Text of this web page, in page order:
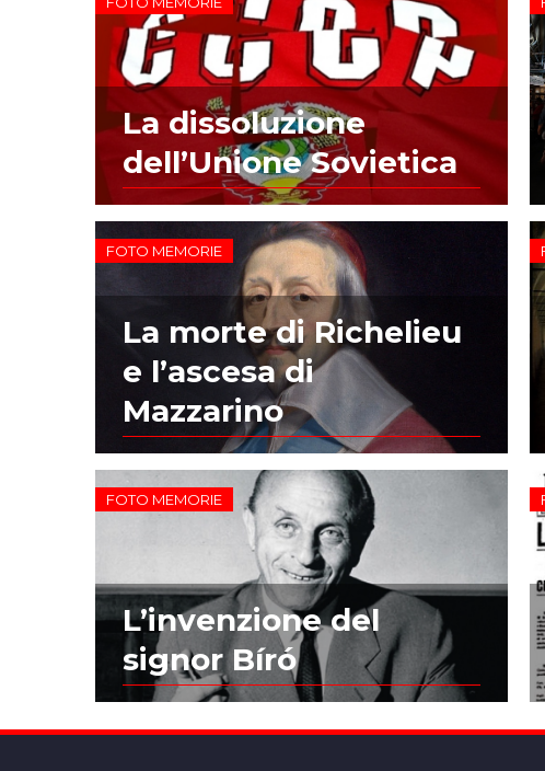
La dissoluzione
dell’Unione Sovietica
FOTO MEMORIE
La morte di Richelieu
e l’ascesa di
Mazzarino
FOTO MEMORIE
L’invenzione del
signor Bíró